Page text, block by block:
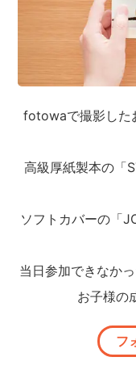
fotowaで撮影した
高級厚紙製本の「
ソフトカバーの「
当日参加できなか
お子様の
フ